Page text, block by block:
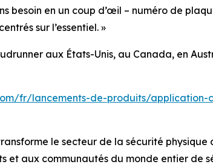
besoin en un coup d’œil – numéro de
sur l’essentiel. »
aux États-Unis, au Canada, en
fr/lancements-de-produits/application-
le secteur de la sécurité physique
aux communautés du monde entier de